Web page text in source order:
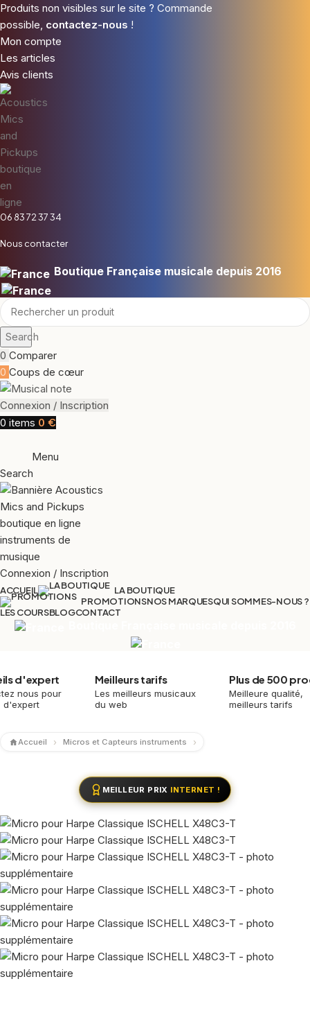
Produits non visibles sur le site ? Commande
possible, contactez-nous !
Mon compte
Les articles
Avis clients
06 83 72 37 34
Nous contacter
Boutique Française musicale depuis 2016
Search
0 Comparer
0 Coups de cœur
Connexion / Inscription
0 items 0 €
Menu
Search
Connexion / Inscription
ACCUEIL
LA BOUTIQUE
PROMOTIONSNOS MARQUESQUI SOMMES-NOUS ?
LES COURSBLOGCONTACT
pour
Meilleurs tarifs
Les meilleurs musicaux
du web
Plus de 500
Meilleure qualité,
meilleurs tarifs
Accueil Micros et Capteurs instruments
MEILLEUR PRIX INTERNET !